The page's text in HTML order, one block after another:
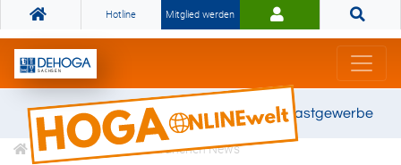
Hotline Mitglied werden
Gemeinsam stark für das Gastgewerbe
Informationen Branchen News